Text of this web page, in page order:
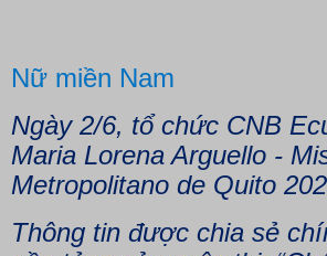
Nữ miền Nam
Ngày 2/6, tổ chức CNB
Maria Lorena Arguello -
Metropolitano de Quito
Thông tin được chia sẻ